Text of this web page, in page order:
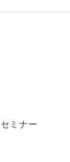
セミナー